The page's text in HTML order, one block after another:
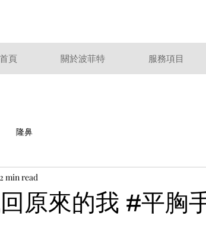
首頁 關於波菲特 服務項目
隆鼻
原來的我 #平胸
2 min read